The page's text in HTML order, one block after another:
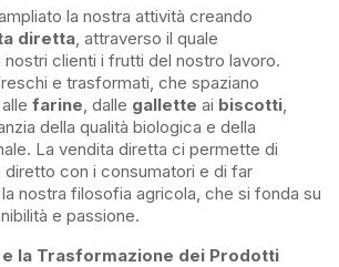
la nostra attività creando
diretta, attraverso il quale
clienti i frutti del nostro lavoro.
e trasformati, che spaziano
alle farine, dalle gallette ai biscotti,
della qualità biologica e della
La vendita diretta ci permette di
diretto con i consumatori e di far
nostra filosofia agricola, che si fonda su
e passione.
e la Trasformazione dei Prodotti